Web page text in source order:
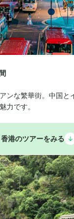
ンな繁華街。中国と
力です。
香港のツアーをみる